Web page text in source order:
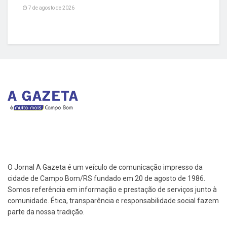
7 de agosto de 2026
O Jornal A Gazeta é um veículo de comunicação impresso da
cidade de Campo Bom/RS fundado em 20 de agosto de 1986.
Somos referência em informação e prestação de serviços junto à
comunidade. Ética, transparência e responsabilidade social fazem
parte da nossa tradição.